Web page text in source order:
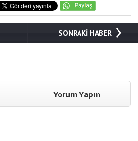
SONRAKİ HABER
Yorum Yapın